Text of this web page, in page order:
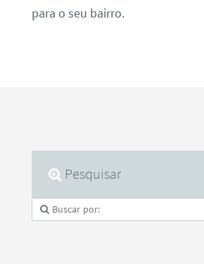
para o seu bairro.
Pesquisar